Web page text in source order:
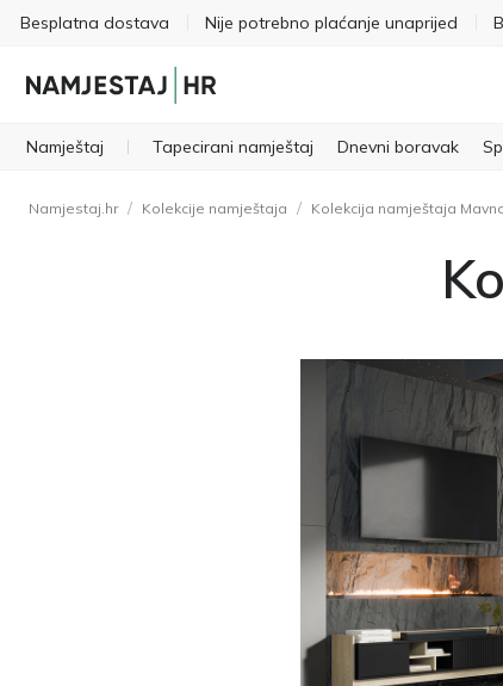
Besplatna dostava Nije potrebno plaćanje unaprijed
Namještaj Tapecirani namještaj Dnevni boravak
Namjestaj.hr / Kolekcije namještaja / Kolekcija namještaja